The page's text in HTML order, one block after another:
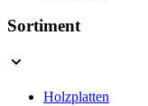
Sortiment
Holzplatten